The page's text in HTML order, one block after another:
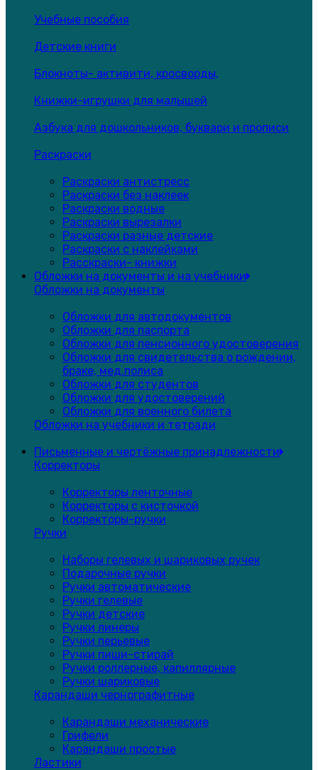
Учебные пособия
Детские книги
Блокноты- активити, кросворды,
Книжки-игрушки для малышей
Азбука для дошкольников, буквари и прописи
Раскраски
Раскраски антистресс
Раскраски без наклеек
Раскраски водные
Раскраски вырезалки
Раскраски разные детские
Раскраски с наклейками
Расскраски- книжки
Обложки на документы и на учебники
Обложки на документы
Обложки для автодокументов
Обложки для паспорта
Обложки для пенсионного удостоверения
Обложки для свидетельства о рождении,
браке, мед.полиса
Обложки для студентов
Обложки для удостоверений
Обложки для военного билета
Обложки на учебники и тетради
Письменные и чертёжные принадлежности
Корректоры
Корректоры ленточные
Корректоры с кисточкой
Корректоры-ручки
Ручки
Наборы гелевых и шариковых ручек
Подарочные ручки
Ручки автоматические
Ручки гелевые
Ручки детские
Ручки линеры
Ручки перьевые
Ручки пиши-стирай
Ручки роллерные, капиллярные
Ручки шариковые
Карандаши чернографитные
Карандаши механические
Грифели
Карандаши простые
Ластики